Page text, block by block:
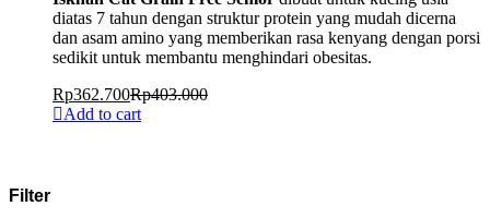
diatas 7 tahun dengan struktur protein yang mudah dicerna
dan asam amino yang memberikan rasa kenyang dengan porsi
sedikit untuk membantu menghindari obesitas.
Rp362.700Rp403.000
Add to cart
Filter